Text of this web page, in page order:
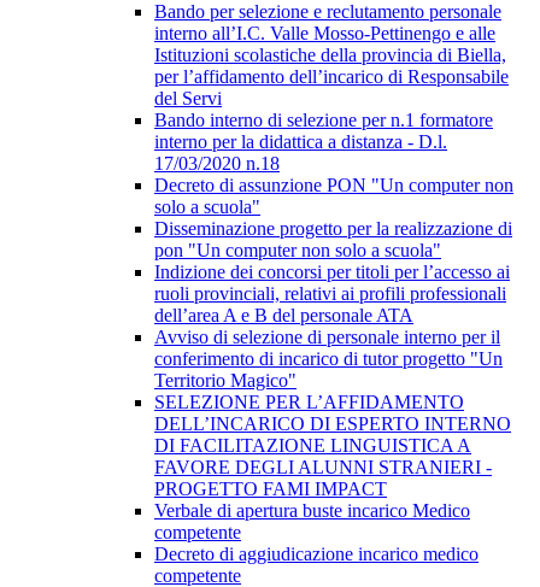
Bando per selezione e reclutamento personale
interno all’I.C. Valle Mosso-Pettinengo e alle
Istituzioni scolastiche della provincia di Biella,
per l’affidamento dell’incarico di Responsabile
del Servi
Bando interno di selezione per n.1 formatore
interno per la didattica a distanza - D.l.
17/03/2020 n.18
Decreto di assunzione PON "Un computer non
solo a scuola"
Disseminazione progetto per la realizzazione di
pon "Un computer non solo a scuola"
Indizione dei concorsi per titoli per l’accesso ai
ruoli provinciali, relativi ai profili professionali
dell’area A e B del personale ATA
Avviso di selezione di personale interno per il
conferimento di incarico di tutor progetto "Un
Territorio Magico"
SELEZIONE PER L’AFFIDAMENTO
DELL’INCARICO DI ESPERTO INTERNO
DI FACILITAZIONE LINGUISTICA A
FAVORE DEGLI ALUNNI STRANIERI -
PROGETTO FAMI IMPACT
Verbale di apertura buste incarico Medico
competente
Decreto di aggiudicazione incarico medico
competente